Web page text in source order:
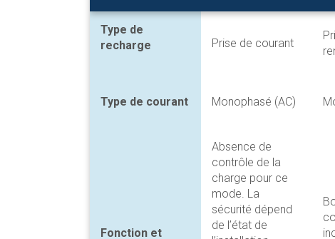
Type de
recharge Prise de courant
Type de courant Monophasé (AC)
Fonction et
Absence de
contrôle de la
charge pour ce
mode. La
sécurité dépend
de l’état de